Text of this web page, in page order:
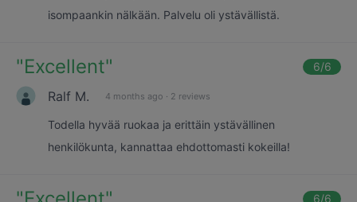
isompaankin nälkään. Palvelu oli ystävällistä.
"Excellent" 6/6
Ralf M. 4 months ago · 2 reviews
Todella hyvää ruokaa ja erittäin ystävällinen
henkilökunta, kannattaa ehdottomasti kokeilla!
6/6